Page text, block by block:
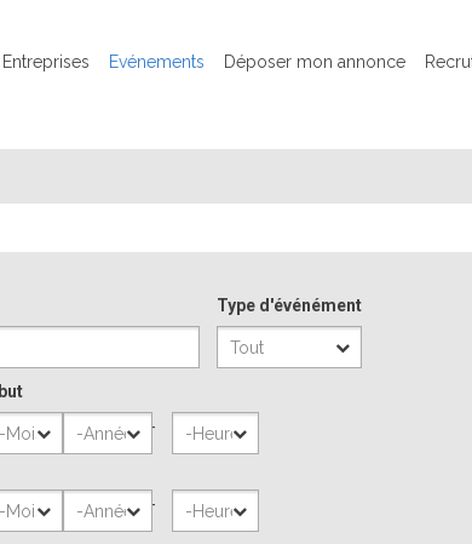
Entreprises Evénements Déposer mon annonce
Type d'événément
Année - Heure
Année - Heure